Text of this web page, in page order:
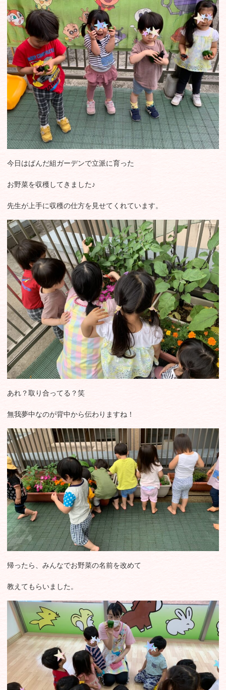
今日はぱんだ組ガーデンで立派に育った
お野菜を収穫してきました♪
先生が上手に収穫の仕方を見せてくれています。
あれ？取り合ってる？笑
無我夢中なのが背中から伝わりますね！
帰ったら、みんなでお野菜の名前を改めて
教えてもらいました。